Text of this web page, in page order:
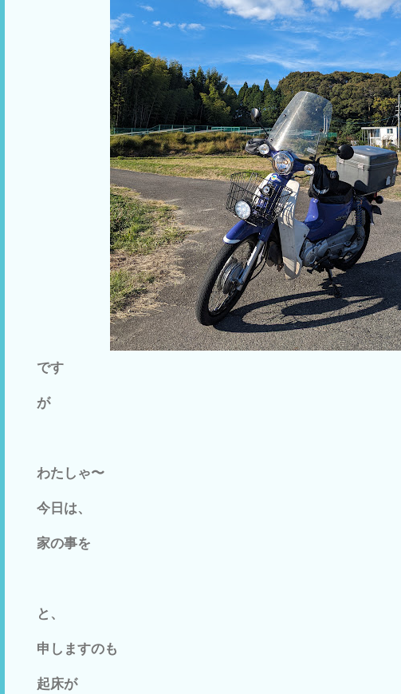
です
が
わたしゃ〜
今日は、
家の事を
と、
申しますのも
起床が